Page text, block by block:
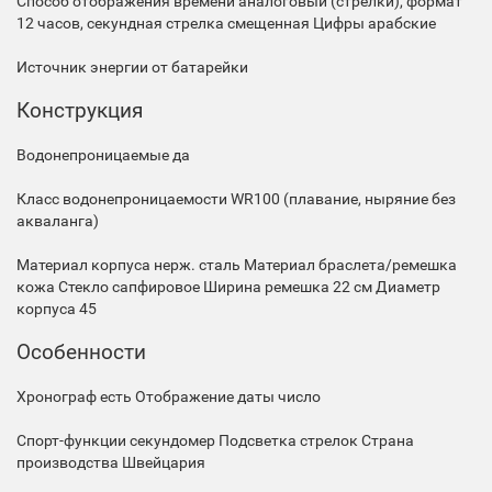
12 часов, секундная стрелка смещенная Цифры арабские
Источник энергии от батарейки
Конструкция
Водонепроницаемые да
Класс водонепроницаемости WR100 (плавание, ныряние без
акваланга)
Материал корпуса нерж. сталь Материал браслета/ремешка
кожа Стеклосапфировое Ширина ремешка 22 см Диаметр
корпуса 45
Особенности
Хронографесть Отображение даты число
Спорт-функции секундомер Подсветка стрелок Страна
производства Швейцария